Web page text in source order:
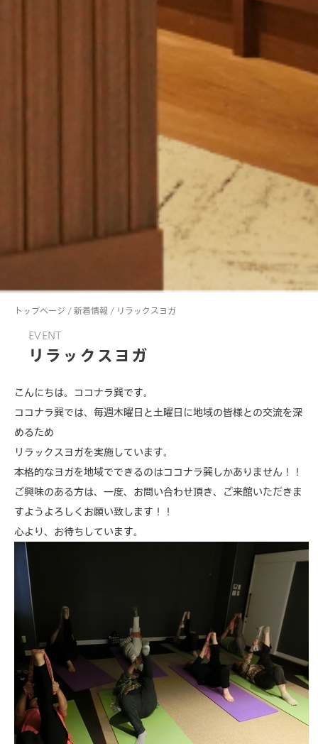
services
トップページ / 新着情報 / リラックスヨガ
EVENT
リラックスヨガ
こんにちは。ココナラ巽です。
ココナラ巽では、毎週木曜日と土曜日に地域の皆様との交流を深
めるため
リラックスヨガを実施しています。
本格的なヨガを地域でできるのはココナラ巽しかありません！！
ご興味のある方は、一度、お問い合わせ頂き、ご来館いただきま
すようよろしくお願い致します！！
心より、お待ちしています。